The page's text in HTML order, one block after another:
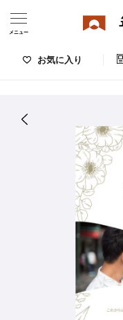
お気に入り
メニュー
デザインをみる
お気に入りのデザイン
お支払い方法
出荷日・配送
ご利用ガイド
年賀家族について